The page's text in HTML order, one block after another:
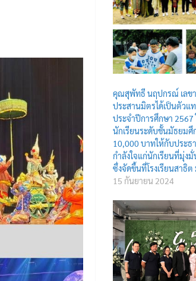
คุณสุพัทธี นฤปกรณ์ เลข
ประสานมิตรได้เป็นตัวแ
ประจำปีการศึกษา
นักเรียนระดับชั้นมัธยมศึ
10,000 บาทให้กับประธ
กำลังใจแก่นักเรียนที่มุ่ง
ซึ่งจัดขึ้นที่โรงเรียนสาธิ
15 กันยายน 2024